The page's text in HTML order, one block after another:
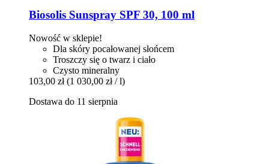
Biosolis Sunspray SPF 30, 100 ml
Nowość w sklepie!
Dla skóry pocałowanej słońcem
Troszczy się o twarz i ciało
Czysto mineralny
103,00 zł (1 030,00 zł / l)
Dostawa do 11 sierpnia